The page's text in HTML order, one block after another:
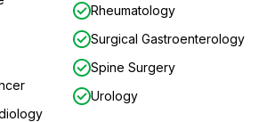
Rheumatology
Surgical Gastroenterology
Spine Surgery
Urology